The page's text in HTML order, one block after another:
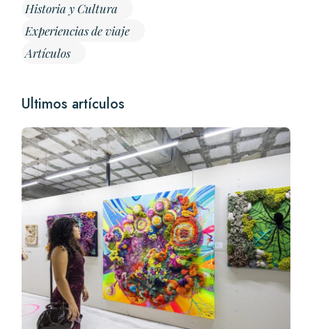
Historia y Cultura
Experiencias de viaje
Artículos
Ultimos artículos